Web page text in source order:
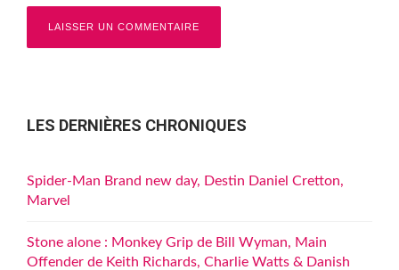
LES DERNIÈRES CHRONIQUES
Spider-Man Brand new day, Destin Daniel Cretton,
Marvel
Stone alone : Monkey Grip de Bill Wyman, Main
Offender de Keith Richards, Charlie Watts & Danish